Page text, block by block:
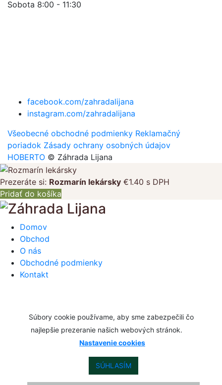
Sobota 8:00 - 11:30
facebook.com/zahradalijana
instagram.com/zahradalijana
Všeobecné obchodné podmienky Reklamačný
poriadok Zásady ochrany osobných údajov
HOBERTO © Záhrada Lijana
Prezeráte si: Rozmarín lekársky €1.40 s DPH
Pridať do košíka
Domov
Obchod
O nás
Obchodné podmienky
Kontakt
Súbory cookie používame, aby sme zabezpečili čo
najlepšie prezeranie našich webových stránok.
Nastavenie cookies
SÚHLASÍM